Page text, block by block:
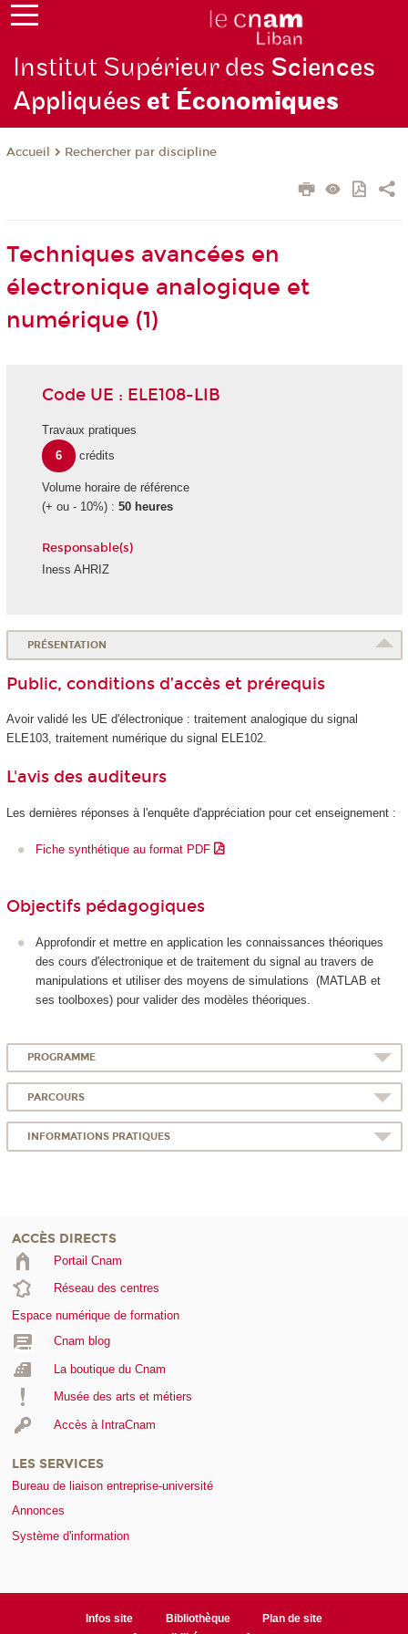
Institut Supérieur des Sciences
Appliquéeset Économiques
Accueil Rechercher par discipline
Techniques avancées en
électronique analogique et
numérique (1)
Code UE : ELE108-LIB
Travaux pratiques
6
crédits
Volume horaire de référence
(+ ou - 10%) : 50 heures
Responsable(s)
Iness AHRIZ
PRÉSENTATION
Public, conditions d’accès et prérequis
Avoir validé les UE d'électronique : traitement analogique du signal
ELE103, traitement numérique du signal ELE102.
L'avis des auditeurs
Les dernières réponses à l'enquête d'appréciation pour cet enseignement :
Fiche synthétique au format PDF
Objectifs pédagogiques
Approfondir et mettre en application les connaissances théoriques
des cours d'électronique et de traitement du signal au travers de
manipulations et utiliser des moyens de simulations (MATLAB et
ses toolboxes) pour valider des modèles théoriques.
PROGRAMME
PARCOURS
INFORMATIONS PRATIQUES
ACCÈS DIRECTS
Portail Cnam
Réseau des centres
Espace numérique de formation
Cnam blog
La boutique du Cnam
Musée des arts et métiers
Accès à IntraCnam
LES SERVICES
Bureau de liaison entreprise-université
Annonces
Système d'information
Infos site Bibliothèque
Plan de site